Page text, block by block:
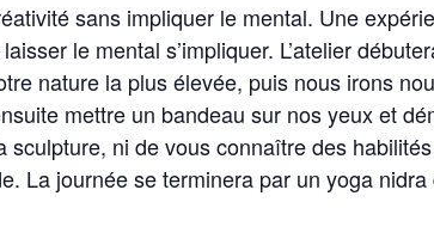
sans impliquer le mental. Une
le mental s’impliquer. L’atelier
nature la plus élevée, puis nous irons
mettre un bandeau sur nos yeux et
sculpture, ni de vous connaître des
La journée se terminera par un yoga